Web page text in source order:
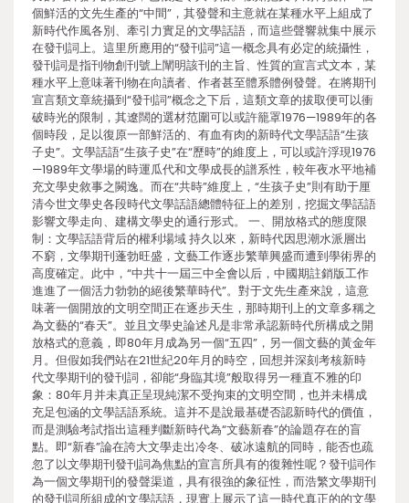
個鮮活的文先生產的“中間”，其發聲和主意就在某種水平上組成了
新時代作風各別、牽引力實足的文學話語，而這些聲響就集中展示
在發刊詞上。這里所應用的“發刊詞”這一概念具有必定的統攝性，
發刊詞是指刊物創刊號上闡明該刊的主旨、性質的宣言式文本，某
種水平上意味著刊物在向讀者、作者甚至體系體例發聲。在將期刊
宣言類文章統攝到“發刊詞”概念之下后，這類文章的拔取便可以衝
破時光的限制，其遼闊的選材范圍可以或許籠罩1976—1989年的各
個時段，足以復原一部鮮活的、有血有肉的新時代文學話語“生孩
子史”。文學話語“生孩子史”在“歷時”的維度上，可以或許浮現1976
—1989年文學場的時運瓜代和文學成長的譜系性，較年夜水平地補
充文學史敘事之闕逸。而在“共時”維度上，“生孩子史”則有助于厘
清今世文學史各段時代文學話語總體特征上的差別，挖掘文學話語
影響文學走向、建構文學史的通行形式。 一、開放格式的態度限
制：文學話語背后的權利場域 持久以來，新時代因思潮水派層出
不窮，文學期刊蓬勃旺盛，文藝工作逐步繁華興盛而遭到學術界的
高度確定。此中，“中共十一屆三中全會以后，中國期註銷版工作
進進了一個活力勃勃的絕後繁華時代”。對于文先生產來說，這意
味著一個開放的文明空間正在逐步天生，那時期刊上的文章多稱之
為文藝的“春天”。並且文學史論述凡是非常承認新時代所構成之開
放格式的意義，即80年月成為另一個“五四”，另一個文藝的黃金年
月。但假如我們站在21世紀20年月的時空，回想并深刻考核新時
代文學期刊的發刊詞，卻能“身臨其境”般取得另一種直不雅的印
象：80年月并未真正呈現純潔不受拘束的文明空間，也并未構成
充足包涵的文學話語系統。這并不是說最基礎否認新時代的價值，
而是測驗考試指出這種判斷新時代為“文藝新春”的論題存在的盲
點。即“新春”論在誇大文學走出冷冬、破冰遠航的同時，能否也疏
忽了以文學期刊發刊詞為焦點的宣言所具有的復雜性呢？發刊詞作
為一個文學期刊的發聲渠道，具有很強的象征性，而浩繁文學期刊
的發刊詞所組成的文學話語，現實上展示了這一時代真正的的文學